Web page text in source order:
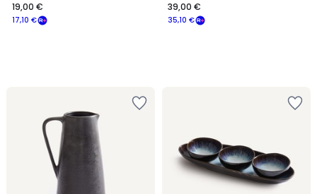
17,10 €
19,00 €
35,10 €
39,00 €